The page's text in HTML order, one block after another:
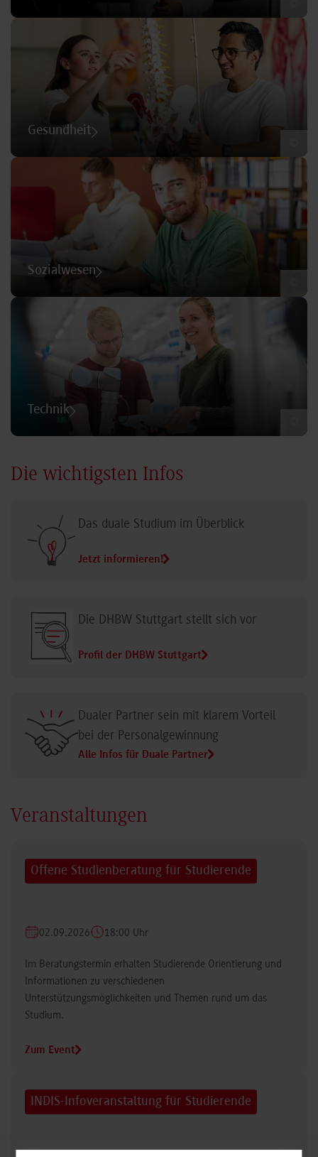
Gesundheit
Sozialwesen
Technik
Die wichtigsten Infos
Das duale Studium im Überblick
Jetzt informieren!
Die DHBW Stuttgart stellt sich vor
Profil der DHBW Stuttgart
Dualer Partner sein mit klarem Vorteil
bei der Personalgewinnung
Alle Infos für Duale Partner
Veranstaltungen
Offene Studienberatung für Studierende
02.09.2026 18:00 Uhr
Im Beratungstermin erhalten Studierende Orientierung und
Informationen zu verschiedenen
Unterstützungsmöglichkeiten und Themen rund um das
Studium.
Zum Event
INDIS-Infoveranstaltung für Studierende